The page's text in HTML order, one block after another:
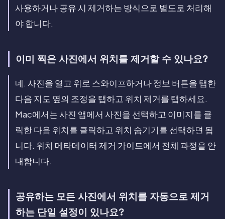
사용하거나 공유 시 제거하는 방식으로 별도로 처리해
야 합니다.
이미 찍은 사진에서 위치를 제거할 수 있나요?
네. 사진을 열고 위로 스와이프하거나 정보 버튼을 탭한
다음 지도 옆의 조정을 탭하고 위치 제거를 탭하세요.
Mac에서는 사진 앱에서 사진을 선택하고 이미지를 클
릭한 다음 위치를 클릭하고 위치 숨기기를 선택하면 됩
니다. 위치 메타데이터 제거 가이드에서 전체 과정을 안
내합니다.
공유하는 모든 사진에서 위치를 자동으로 제거
하는 단일 설정이 있나요?